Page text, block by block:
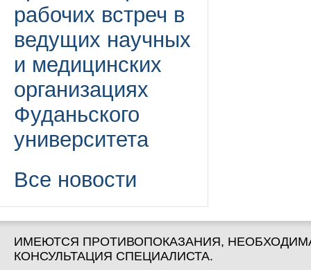
рабочих встреч в
ведущих научных
и медицинских
организациях
Фуданьского
университета
Все новости
ИМЕЮТСЯ ПРОТИВОПОКАЗАНИЯ,
КОНСУЛЬТАЦИЯ СПЕЦИАЛИСТА.